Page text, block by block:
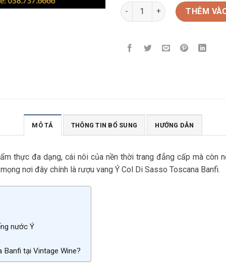
Rượu vang Ý Col Di Sasso
THÊM
MÔ TẢ THÔNG TIN BỔ SUNG HƯỚNG DẪN
thực đa dạng, cái nôi của nền thời trang đẳng cấp mà còn
nơi đây chính là rượu vang Ý Col Di Sasso Toscana Banfi.
nước Ý
Banfi tại Vintage Wine?